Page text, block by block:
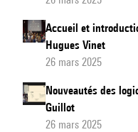
Accueil et
Hugues Vinet
26 mars 2025
Nouveautés des
Guillot
26 mars 2025